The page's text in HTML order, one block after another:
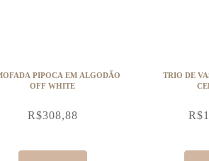
PIPOCA EM ALGODÃO
OFF WHITE
R$308,88
TRIO DE
R$